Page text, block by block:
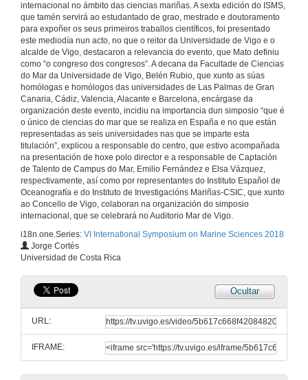
internacional no ámbito das ciencias mariñas. A sexta edición do ISMS,
que tamén servirá ao estudantado de grao, mestrado e doutoramento
para expoñer os seus primeiros traballos científicos, foi presentado
este mediodía nun acto, no que o reitor da Universidade de Vigo e o
alcalde de Vigo, destacaron a relevancia do evento, que Mato definiu
como “o congreso dos congresos”. A decana da Facultade de Ciencias
do Mar da Universidade de Vigo, Belén Rubio, que xunto as súas
homólogas e homólogos das universidades de Las Palmas de Gran
Canaria, Cádiz, Valencia, Alacante e Barcelona, encárgase da
organización deste evento, incidiu na importancia dun simposio “que é
o único de ciencias do mar que se realiza en España e no que están
representadas as seis universidades nas que se imparte esta
titulación”, explicou a responsable do centro, que estivo acompañada
na presentación de hoxe polo director e a responsable de Captación
de Talento de Campus do Mar, Emilio Fernández e Elsa Vázquez,
respectivamente, así como por representantes do Instituto Español de
Oceanografía e do Instituto de Investigacións Mariñas-CSIC, que xunto
ao Concello de Vigo, colaboran na organización do simposio
internacional, que se celebrará no Auditorio Mar de Vigo.
i18n.one.Series: VI International Symposium on Marine Sciences 2018
Jorge Cortés
Universidad de Costa Rica
Ocultar
URL:
IFRAME:
21 de xuño de 2018
Presentación de Marina Montresor
21 de xuño de 2018
The secret life of diatoms: fascinating questions from unicellular microalgae
21 de xuño de 2018
Questions.The secret life of diatoms: fascinating questions from unicellular microalgae
21 de xuño de 2018
Apertura do Workshop Patrimonio Illas Cíes
Presentación de Jorge Cortés, Universidad de Costa Rica
21 de xuño de 2018
Isla de Coco: Impacto Declaración Patrimoño Mundial UNESCO